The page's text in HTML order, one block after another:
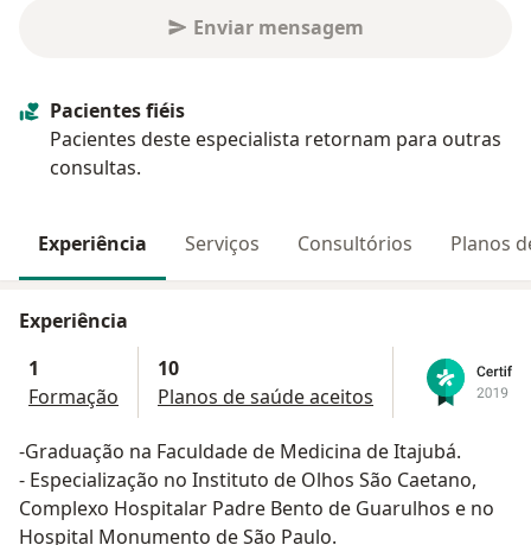
Enviar mensagem
Pacientes fiéis
Pacientes deste especialista retornam para outras
consultas.
Experiência Serviços Consultórios Planos
Experiência
1
Formação
10
Planos de saúde aceitos
-Graduação na Faculdade de Medicina de Itajubá.
- Especialização no Instituto de Olhos São Caetano,
Complexo Hospitalar Padre Bento de Guarulhos e no
Hospital Monumento de São Paulo.